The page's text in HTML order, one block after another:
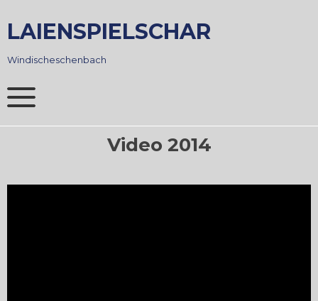
to
content
LAIENSPIELSCHAR
Windischeschenbach
Video 2014